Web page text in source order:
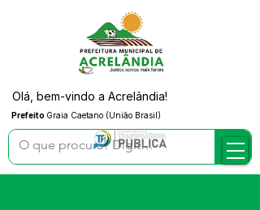
Prefeito Graia Caetano (União Brasil)
Olá, bem-vindo a Acrelândia!
CP N°004/2026 - Aviso de Licitação
Construção de Centro de Apoio ao Autista